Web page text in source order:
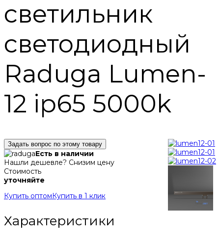
светильник
светодиодный
Raduga Lumen-
12 ip65 5000k
Задать вопрос по этому товару
Есть в наличии
Нашли дешевле? Снизим цену
Стоимость
уточняйте
Купить оптом Купить в 1 клик
Характеристики